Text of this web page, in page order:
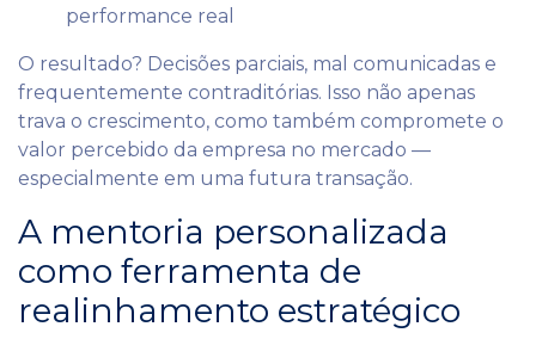
performance real
O resultado? Decisões parciais, mal comunicadas e
frequentemente contraditórias. Isso não apenas
trava o crescimento, como também compromete o
valor percebido da empresa no mercado —
especialmente em uma futura transação.
A mentoria personalizada
como ferramenta de
realinhamento estratégico